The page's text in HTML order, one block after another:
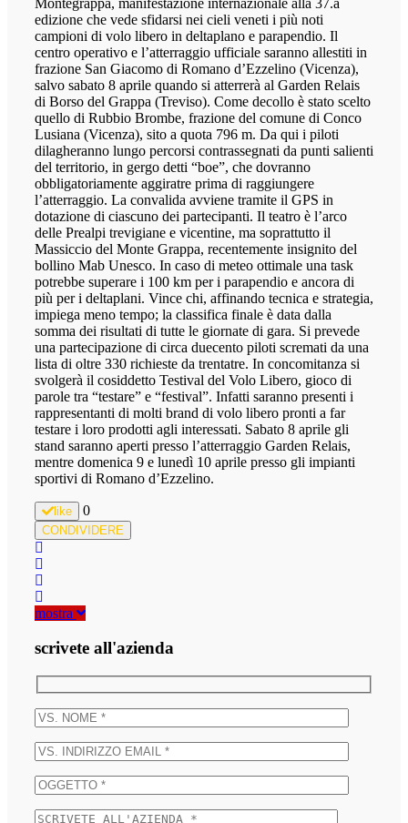
edizione che vede sfidarsi nei cieli veneti i più noti
campioni di volo libero in deltaplano e parapendio. Il
centro operativo e l’atterraggio ufficiale saranno allestiti in
frazione San Giacomo di Romano d’Ezzelino (Vicenza),
salvo sabato 8 aprile quando si atterrerà al Garden Relais
di Borso del Grappa (Treviso). Come decollo è stato scelto
quello di Rubbio Brombe, frazione del comune di Conco
Lusiana (Vicenza), sito a quota 796 m. Da qui i piloti
dilagheranno lungo percorsi contrassegnati da punti salienti
del territorio, in gergo detti “boe”, che dovranno
obbligatoriamente aggiratre prima di raggiungere
l’atterraggio. La convalida avviene tramite il GPS in
dotazione di ciascuno dei partecipanti. Il teatro è l’arco
delle Prealpi trevigiane e vicentine, ma soprattutto il
Massiccio del Monte Grappa, recentemente insignito del
bollino Mab Unesco. In caso di meteo ottimale una task
potrebbe superare i 100 km per i parapendio e ancora di
più per i deltaplani. Vince chi, affinando tecnica e strategia,
impiega meno tempo; la classifica finale è data dalla
somma dei risultati di tutte le giornate di gara. Si prevede
una partecipazione di circa duecento piloti scremati da una
lista di oltre 330 richieste da trentatre. In concomitanza si
svolgerà il cosiddetto Testival del Volo Libero, gioco di
parole tra “testare” e “festival”. Infatti saranno presenti i
rappresentanti di molti brand di volo libero pronti a far
testare i loro prodotti agli interessati. Sabato 8 aprile gli
stand saranno aperti presso l’atterraggio Garden Relais,
mentre domenica 9 e lunedì 10 aprile presso gli impianti
sportivi di Romano d’Ezzelino.
like 0
CONDIVIDERE
mostra
scrivete all'azienda